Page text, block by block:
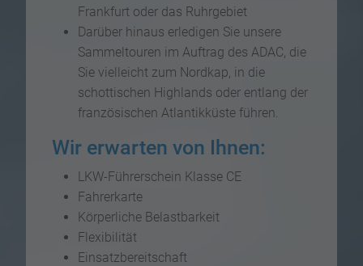
Frankfurt oder das Ruhrgebiet
Darüber hinaus erledigen Sie unsere
Sammeltouren im Auftrag des ADAC, die
Sie vielleicht zum Nordkap, in die
schottischen Highlands oder entlang der
französischen Atlantikküste führen.
Wir erwarten von Ihnen:
LKW-Führerschein Klasse CE
Fahrerkarte
Körperliche Belastbarkeit
Flexibilität
Einsatzbereitschaft